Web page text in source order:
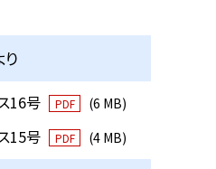
16号 PDF (6 MB)
15号 PDF (4 MB)